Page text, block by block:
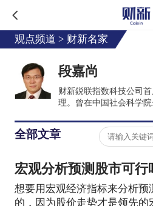
观点频道 > 财新名家
段嘉尚
财新鋭联指数科技公司
理。曾在中国社会科学院
任美商Research
责人和金融产品专家, 为
资产配置策略咨询。具
学士和企管硕士学位，于
博士学位。
全部文章
宏观分析预测股市可行
想要用宏观经济指标来分析预
的，因为股价走势才是领先的